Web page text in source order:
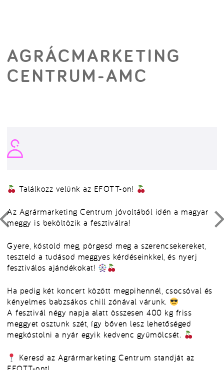
AGRÁCMARKETING
CENTRUM-AMC
Találkozz velünk az EFOTT-on!
Az Agrármarketing Centrum jóvoltából idén a magyar
meggy is beköltözik a fesztiválra!
Gyere, kóstold meg, pörgesd meg a szerencsekereket,
teszteld a tudásod meggyes kérdéseinkkel, és nyerj
fesztiválos ajándékokat!
Ha pedig két koncert között megpihennél, csocsóval és
kényelmes babzsákos chill zónával várunk.
A fesztivál négy napja alatt összesen 400 kg friss
meggyet osztunk szét, így bőven lesz lehetőséged
megkóstolni a nyár egyik kedvenc gyümölcsét.
Keresd az Agrármarketing Centrum standját az